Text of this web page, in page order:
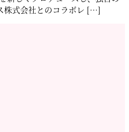
株式会社とのコラボレ […]